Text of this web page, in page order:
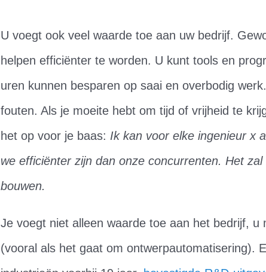
U voegt ook veel waarde toe aan uw bedrijf.
helpen efficiënter te worden. U kunt tools en
uren kunnen besparen op saai en overbodig
fouten. Als je moeite hebt om tijd of vrijheid te
het op voor je baas: Ik kan voor elke ingenieur x
we efficiënter zijn dan onze concurrenten. Het
bouwen.
Je voegt niet alleen waarde toe aan het bedrijf,
(vooral als het gaat om ontwerpautomatisering).